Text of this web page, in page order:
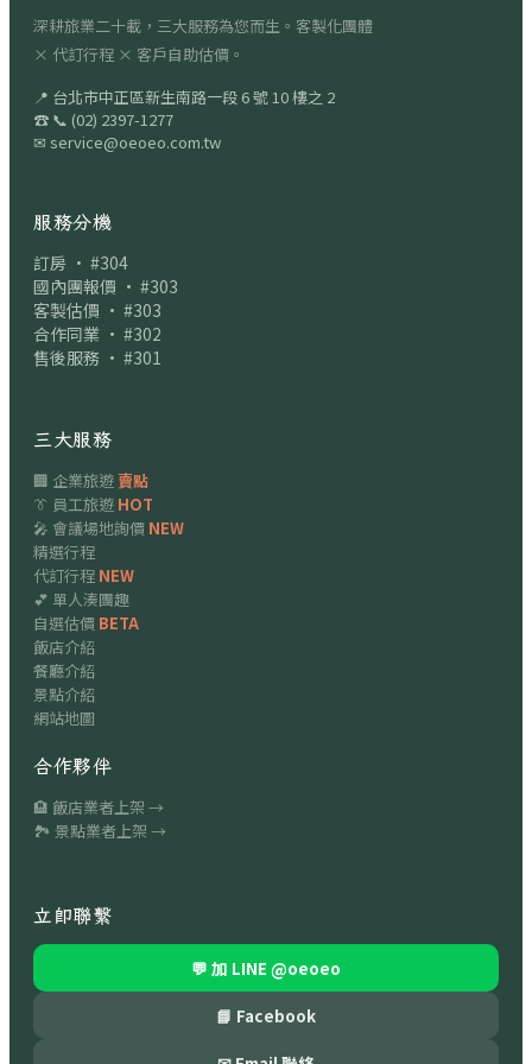
深耕旅業二十載，三大服務為您而生。客製化團體
× 代訂行程 × 客戶自助估價。
📍 台北市中正區新生南路一段 6 號 10 樓之 2
☎ 📞 (02) 2397-1277
✉ service@oeoeo.com.tw
服務分機
訂房 · #304
國內團報價 · #303
客製估價 · #303
合作同業 · #302
售後服務 · #301
三大服務
🏢 企業旅遊賣點
👔 員工旅遊 HOT
🎤 會議場地詢價 NEW
精選行程
代訂行程 NEW
💕 單人湊團趣
自選估價 BETA
飯店介紹
餐廳介紹
景點介紹
網站地圖
合作夥伴
🏨 飯店業者上架 →
🏞 景點業者上架 →
立即聯繫
💬 加 LINE @oeoeo
📘 Facebook